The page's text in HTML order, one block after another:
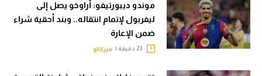
موندو ديبورتيفو: أراوخو يصل إلى
ليفربول لإتمام انتقاله.. وبند أحقية شراء
ضمن الإعارة
ميركاتو